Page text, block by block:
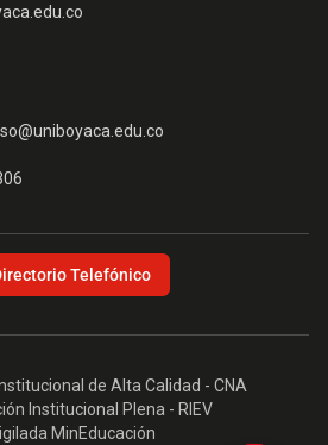
Telefónico
de Alta Calidad - CNA
Institucional Plena - RIEV
MinEducación